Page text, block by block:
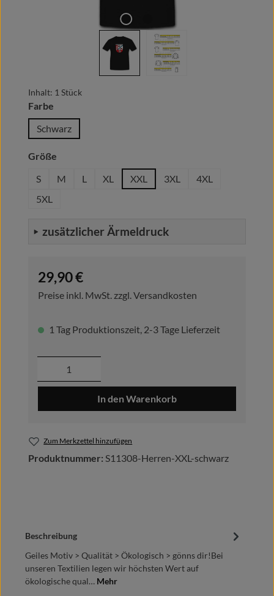
Inhalt: 1 Stück
Farbe
Schwarz
Größe
S
M L XL XXL 3XL
4XL
5XL
zusätzlicher Ärmeldruck
Regulärer Preis:
29,90 €
Preise inkl. MwSt. zzgl. Versandkosten
1 Tag Produktionszeit, 2-3 Tage Lieferzeit
Produkt Anzahl: Gib den gewünschten
In den Warenkorb
Zum Merkzettel hinzufügen
Produktnummer: S11308-Herren-XXL-schwarz
Beschreibung
Geiles Motiv > Qualität > Ökologisch > gönns dir!Bei
unseren Textilien legen wir höchsten Wert auf
ökologische qual… Mehr